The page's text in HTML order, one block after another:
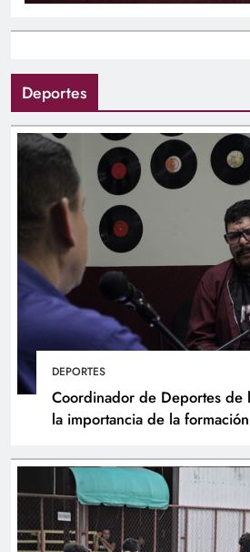
Deportes
DEPORTES
Coordinador de Deportes de
la importancia de la